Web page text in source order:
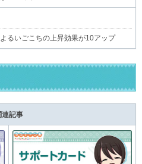
るいごこちの上昇効果が10アップ
連記事